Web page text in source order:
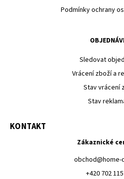
Podmínky ochrany
Sledovat
Vrácení zboží a
Stav vrácení
Stav
KONTAKT
Zákaznické
obchod@home-
+420 702